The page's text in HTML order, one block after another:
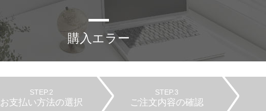
購入エラー
STEP.2
お支払い方法の選択
STEP.3
ご注文内容の確認